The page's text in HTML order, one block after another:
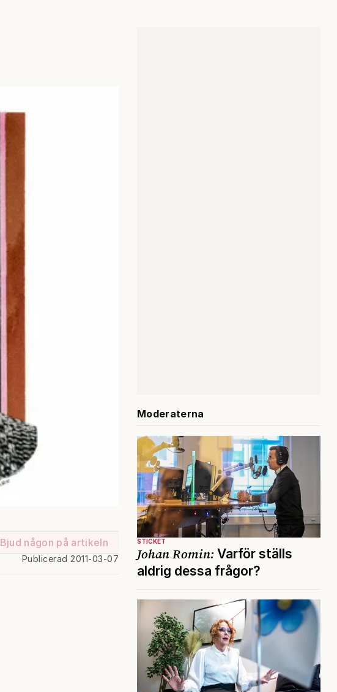
Bjud någon på artikeln
Publicerad 2011-03-07
Moderaterna
STICKET
Johan Romin: Varför ställs
aldrig dessa frågor?